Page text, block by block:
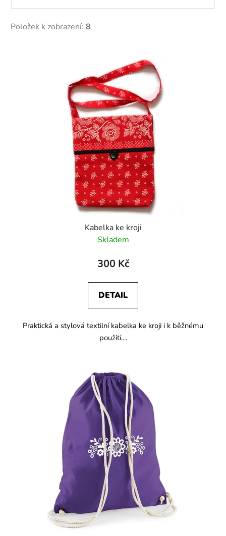
Položek k zobrazení: 8
Kabelka ke kroji
Skladem
300 Kč
DETAIL
Praktická a stylová textilní kabelka ke kroji i k běžnému
použití....